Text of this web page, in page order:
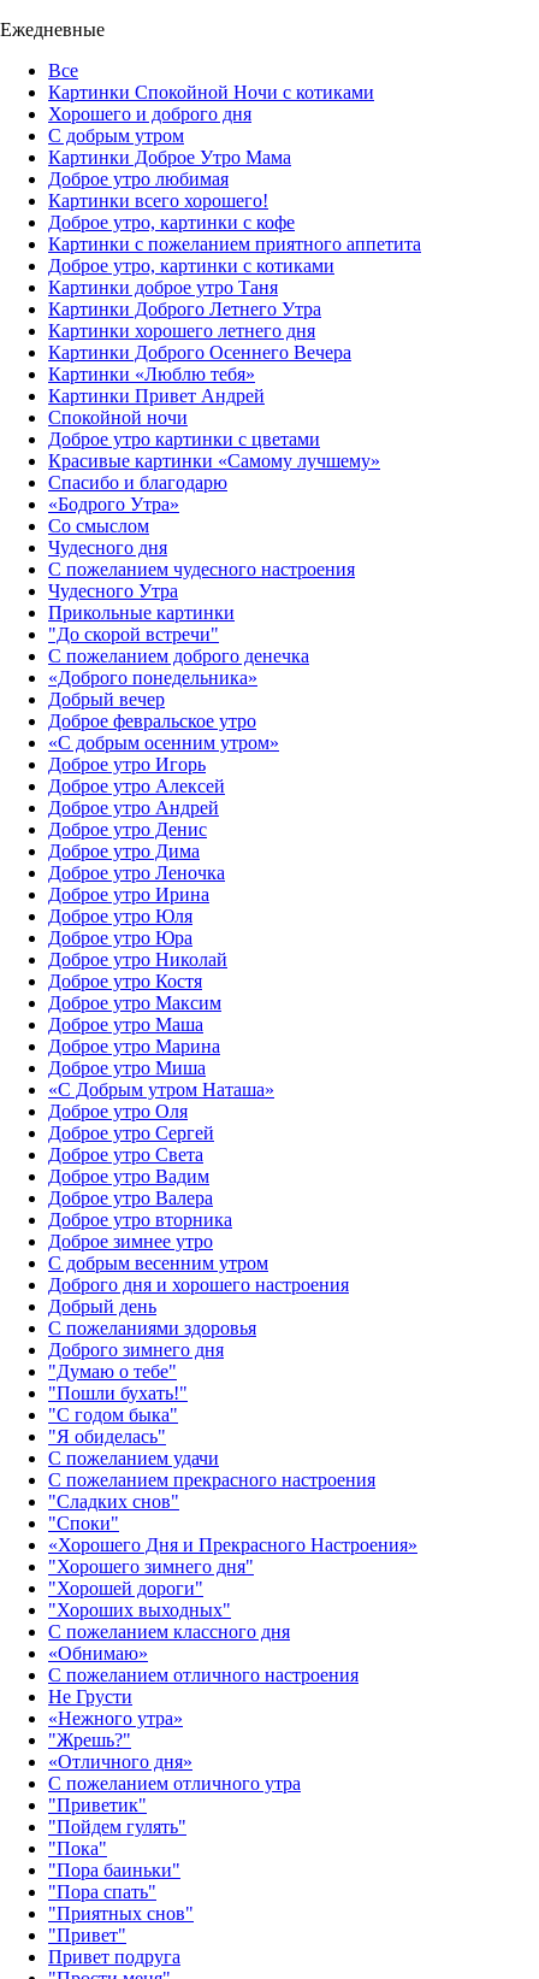
Ежедневные
Все
Картинки Спокойной Ночи с котиками
Хорошего и доброго дня
С добрым утром
Картинки Доброе Утро Мама
Доброе утро любимая
Картинки всего хорошего!
Доброе утро, картинки с кофе
Картинки с пожеланием приятного аппетита
Доброе утро, картинки с котиками
Картинки доброе утро Таня
Картинки Доброго Летнего Утра
Картинки хорошего летнего дня
Картинки Доброго Осеннего Вечера
Картинки «Люблю тебя»
Картинки Привет Андрей
Спокойной ночи
Доброе утро картинки с цветами
Красивые картинки «Самому лучшему»
Спасибо и благодарю
«‎Бодрого Утра»‎
Со смыслом
Чудесного дня
С пожеланием чудесного настроения
Чудесного Утра
Прикольные картинки
"До скорой встречи"
С пожеланием доброго денечка
«Доброго понедельника»‎
Добрый вечер
Доброе февральское утро
«С добрым осенним утром»‎
Доброе утро Игорь
Доброе утро Алексей
Доброе утро Андрей
Доброе утро Денис
Доброе утро Дима
Доброе утро Леночка
Доброе утро Ирина
Доброе утро Юля
Доброе утро Юра
Доброе утро Николай
Доброе утро Костя
Доброе утро Максим
Доброе утро Маша
Доброе утро Марина
Доброе утро Миша
«С Добрым утром Наташа»
Доброе утро Оля
Доброе утро Сергей
Доброе утро Света
Доброе утро Вадим
Доброе утро Валера
Доброе утро вторника
Доброе зимнее утро
С добрым весенним утром
Доброго дня и хорошего настроения
Добрый день
С пожеланиями здоровья
Доброго зимнего дня
"Думаю о тебе"
"Пошли бухать!"
"С годом быка"
"Я обиделась"
С пожеланием удачи
С пожеланием прекрасного настроения
"Сладких снов"
"Споки"
«Хорошего Дня и Прекрасного Настроения»
"Хорошего зимнего дня"
"Хорошей дороги"
"Хороших выходных"
С пожеланием классного дня
«Обнимаю»
С пожеланием отличного настроения
Не Грусти
«Нежного утра»‎
"Жрешь?"
«Отличного дня»‎
С пожеланием отличного утра
"Приветик"
"Пойдем гулять"
"Пока"
"Пора баиньки"
"Пора спать"
"Приятных снов"
"Привет"
Привет подруга